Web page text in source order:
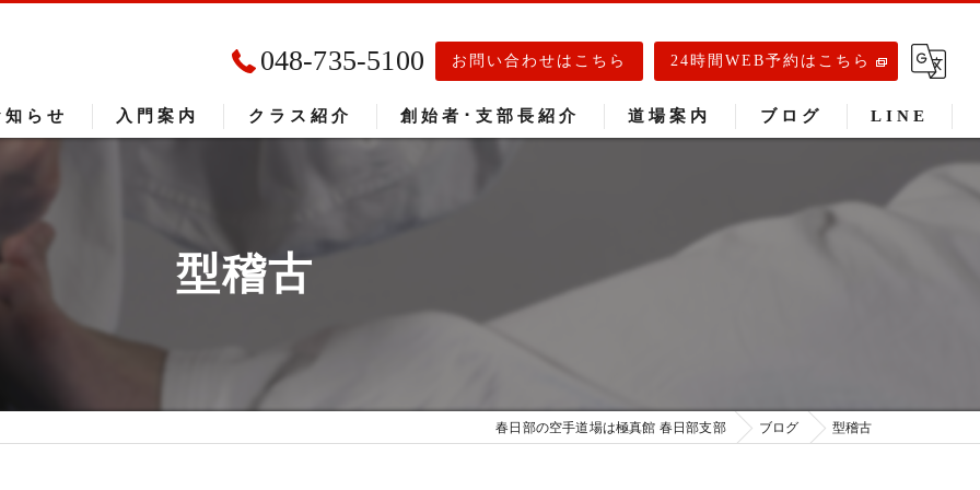
048-735-5100 お問い合わせはこちら 24時間WEB予約はこちら
知らせ 入門案内 クラス紹介 創始者･支部長紹介 道場案内 ブログ LINE
型稽古
春日部の空手道場は極真館 春日部支部 ブログ 型稽古